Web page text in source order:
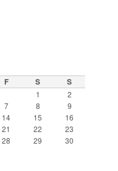
F S S
1
2
7 8
9
14 15
16
21 22
23
28 29
30